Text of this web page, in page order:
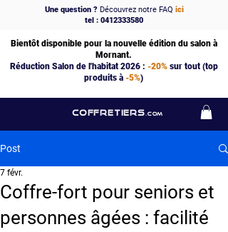
COFFRETIERS .COM
Une question ?Découvrez notre FAQ ici
tel : 0412333580
Bientôt disponible pour la nouvelle édition du salon à
Mornant.
Réduction Salon de l'habitat 2026 : -20%sur tout (top
produits à -5%)
Post
Coffre-fort pour seniors et
personnes âgées : facilité
7 févr.